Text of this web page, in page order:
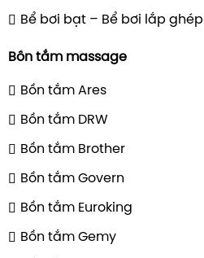
Bể bơi bạt – Bể bơi lắp ghép
Bồn tắm massage
Bồn tắm Ares
Bồn tắm DRW
Bồn tắm Brother
Bồn tắm Govern
Bồn tắm Euroking
Bồn tắm Gemy